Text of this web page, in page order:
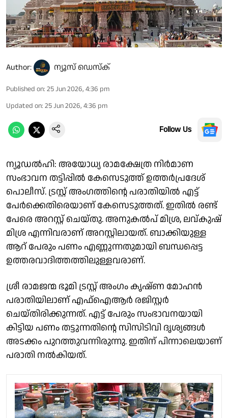
Author: ന്യൂസ് ഡെസ്ക്
Published on: 25 Jun 2026, 4:36 pm
Updated on: 25 Jun 2026, 4:36 pm
Follow Us
ന്യൂഡല്‍ഹി: അയോധ്യ രാമക്ഷേത്ര നിര്‍മാണ
സംഭാവന തട്ടിപ്പില്‍ കേസെടുത്ത് ഉത്തര്‍പ്രദേശ്
പൊലീസ്. ട്രസ്റ്റ് അംഗത്തിന്റെ പരാതിയില്‍ എട്ട്
പേര്‍ക്കെതിരെയാണ് കേസെടുത്തത്. ഇതില്‍ രണ്ട്
പേരെ അറസ്റ്റ് ചെയ്തു. അനുകല്‍പ് മിശ്ര, ലവ്കുഷ്
മിശ്ര എന്നിവരാണ് അറസ്റ്റിലായത്. ബാക്കിയുള്ള
ആറ് പേരും പണം എണ്ണുന്നതുമായി ബന്ധപ്പെട്ട
ഉത്തരവാദിത്തത്തിലുള്ളവരാണ്.
ശ്രീ രാമജന്മ ഭൂമി ട്രസ്റ്റ് അംഗം കൃഷ്ണ മോഹന്‍
പരാതിയിലാണ് എഫ്‌ഐആര്‍ രജിസ്റ്റര്‍
ചെയ്തിരിക്കുന്നത്. എട്ട് പേരും സംഭാവനയായി
കിട്ടിയ പണം തട്ടുന്നതിന്റെ സിസിടിവി ദൃശ്യങ്ങള്‍
അടക്കം പുറത്തുവന്നിരുന്നു. ഇതിന് പിന്നാലെയാണ്
പരാതി നല്‍കിയത്.